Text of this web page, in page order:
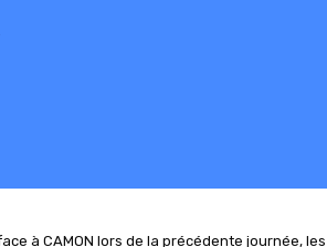
à CAMON lors de la précédente journée,